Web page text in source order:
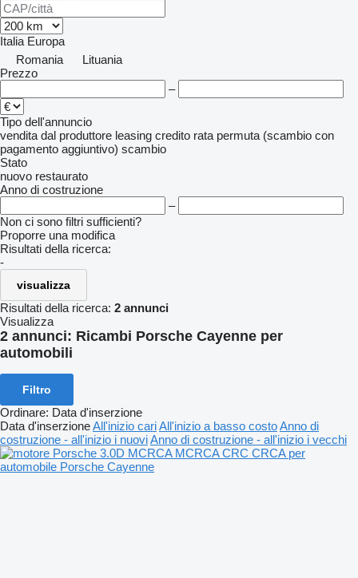
Italia Europa
Romania
Lituania
Prezzo
–
Tipo dell'annuncio
vendita dal produttore leasing credito rata permuta (scambio con
pagamento aggiuntivo) scambio
Stato
nuovo restaurato
Anno di costruzione
–
Non ci sono filtri sufficienti?
Proporre una modifica
Risultati della ricerca:
-
visualizza
Risultati della ricerca: 2 annunci
Visualizza
2 annunci: Ricambi Porsche Cayenne per
automobili
Filtro
Ordinare: Data d'inserzione
Data d'inserzioneAll'inizio cariAll'inizio a basso costoAnno di
costruzione - all'inizio i nuoviAnno di costruzione - all'inizio i vecchi